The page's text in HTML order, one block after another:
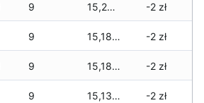
9 15,285 zł -2 zł
9 15,185 zł -2 zł
9 15,185 zł -2 zł
9 15,135 zł -2 zł